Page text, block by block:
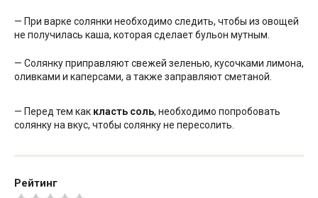
— При варке солянки необходимо следить, чтобы из овощей
не получилась каша, которая сделает бульон мутным.
— Солянку приправляют свежей зеленью, кусочками лимона,
оливками и каперсами, а также заправляют сметаной.
— Перед тем как класть соль, необходимо попробовать
солянку на вкус, чтобы солянку не пересолить.
Рейтинг